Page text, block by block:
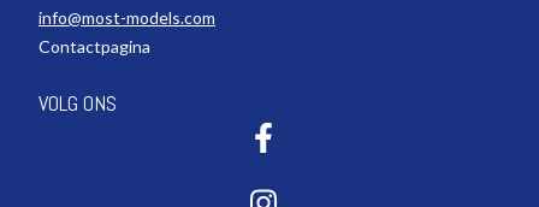
info@most-models.com
Contactpagina
VOLG ONS